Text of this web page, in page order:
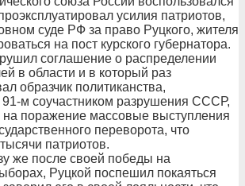
усилия патриотов,
суде РФ за право Руцкого, жителя
на пост курского губернатора.
соглашение о распределении
в области и в который раз
образчик политиканства,
91-м соучастником разрушения СССР,
поражение массовые выступления
переворота, что
патриотов.
же после своей победы на
Руцкой поспешил покаяться